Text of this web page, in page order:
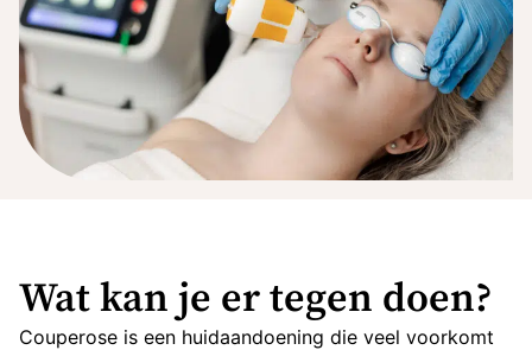
Wat kan je er tegen doen?
Couperose is een huidaandoening die veel voorkomt